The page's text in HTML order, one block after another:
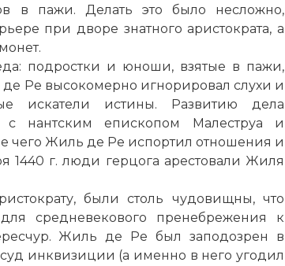
в пажи. Делать это было несложно,
при дворе знатного аристократа, а
подростки и юноши, взятые в пажи,
Ре высокомерно игнорировал слухи и
искатели истины. Развитию дела
с нантским епископом Малеструа и
чего Жиль де Ре испортил отношения и
1440 г. люди герцога арестовали Жиля
были столь чудовищны, что
средневекового пренебрежения к
Жиль де Ре был заподозрен в
инквизиции (а именно в него угодил